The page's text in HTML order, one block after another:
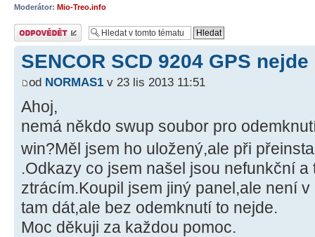
Moderátor: Mio-Treo.info
Odeslat odpověď
SENCOR SCD 9204 GPS
od NORMAS1 v 23 lis 2013 11:51
Ahoj,
nemá někdo swup soubor pro
win?Měl jsem ho uložený,ale při
.Odkazy co jsem našel jsou nefunkční a
ztrácím.Koupil jsem jiný panel,ale není
tam dát,ale bez odemknutí to nejde.
Moc děkuji za každou pomoc.